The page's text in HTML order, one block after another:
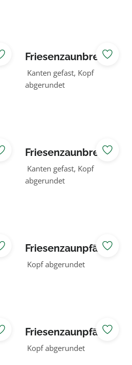
Friesenzaunbrett
er grün
Kanten gefast, Kopf
abgerundet
Friesenzaunbrett
er natur
Kanten gefast, Kopf
abgerundet
Friesenzaunpfähl
e stumpf braun
Kopf abgerundet
Friesenzaunpfähl
e stumpf lasiert
Kopf abgerundet